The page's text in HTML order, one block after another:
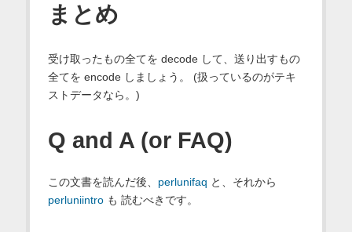
まとめ
受け取ったもの全てを decode して、送り出すもの
全てを encode しましょう。 (扱っているのがテキ
ストデータなら。)
Q and A (or FAQ)
この文書を読んだ後、 perlunifaq と、それから
perluniintroも 読むべきです。